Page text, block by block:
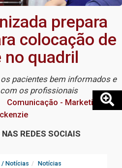
prepara
colocação de
quadril
pacientes bem informados e
os profissionais
Comunicação - Marketing
REDES SOCIAIS
/ Notícias
Notícias